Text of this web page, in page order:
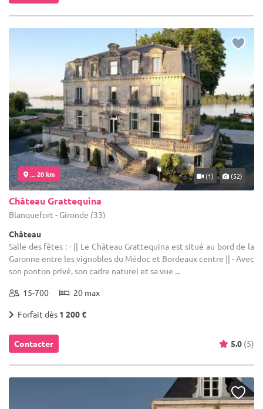
... 20 km (1) (52)
Château Grattequina
Blanquefort - Gironde (33)
Château
Salle des fêtes : - || Le Château Grattequina est situé au bord de la
Garonne entre les vignobles du Médoc et Bordeaux centre || - Avec
son ponton privé, son cadre naturel et sa vue ...
15-700 20 max
Forfait dès 1 200 €
Contacter 5.0 (5)